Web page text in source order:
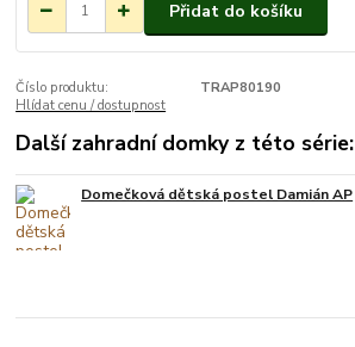
Přidat do košíku
Číslo produktu:
TRAP80190
Hlídat cenu / dostupnost
Další zahradní domky z této série:
Domečková dětská postel Damián AP